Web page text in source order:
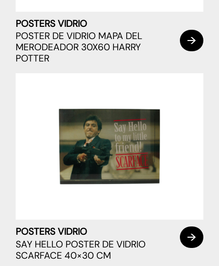
POSTERS VIDRIO
POSTER DE VIDRIO MAPA DEL
MERODEADOR 30X60 HARRY
POTTER
POSTERS VIDRIO
SAY HELLO POSTER DE VIDRIO
SCARFACE 40×30 CM